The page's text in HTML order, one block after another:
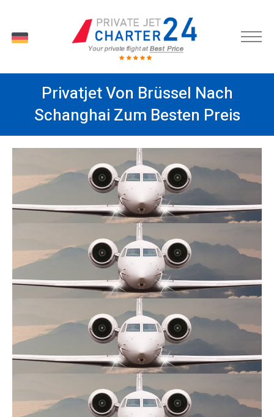
Privatjet Von Brüssel Nach
Schanghai Zum Besten Preis